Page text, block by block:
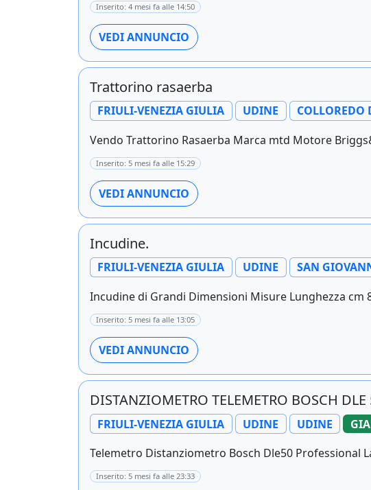
Inserito: 4 mesi fa alle 14:50
VEDI ANNUNCIO
Trattorino rasaerba
FRIULI-VENEZIA GIULIA UDINE COLLOREDO
Vendo Trattorino Rasaerba Marca mtd Motore
Inserito: 5 mesi fa alle 15:29
VEDI ANNUNCIO
Incudine.
FRIULI-VENEZIA GIULIA UDINE SAN
Incudine di Grandi Dimensioni Misure Lunghezza cm
Inserito: 5 mesi fa alle 13:05
VEDI ANNUNCIO
DISTANZIOMETRO TELEMETRO BOSCH DLE
FRIULI-VENEZIA GIULIA UDINE UDINE
Telemetro Distanziometro Bosch Dle50 Professional
Inserito: 5 mesi fa alle 23:33